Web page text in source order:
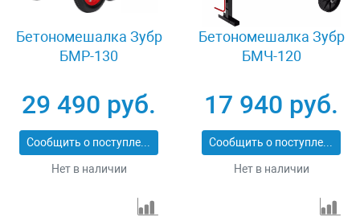
Бетономешалка Зубр
БМР-130
29 490 руб.
Сообщить о поступлении
Нет в наличии
Бетономешалка Зубр
БМЧ-120
17 940 руб.
Сообщить о поступлении
Нет в наличии